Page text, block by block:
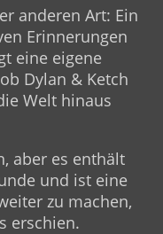
anderen Art: Ein
Erinnerungen
eine eigene
Dylan & Ketch
Welt hinaus
aber es enthält
und ist eine
zu machen,
erschien.